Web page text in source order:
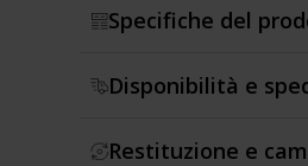
Specifiche del
Disponibilità e
Restituzione e